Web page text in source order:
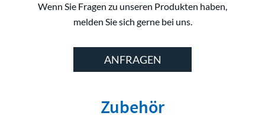
Wenn Sie Fragen zu unseren Produkten haben,
melden Sie sich gerne bei uns.
ANFRAGEN
Zubehör